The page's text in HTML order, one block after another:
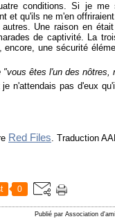
conditions. Si je me
et qu'ils ne m'en
Une raison en
de captivité. La
une sécurité
êtes l'un des nôtres,
n'attendais pas d'eux
Red Files. Traduction
0
Publié par Association